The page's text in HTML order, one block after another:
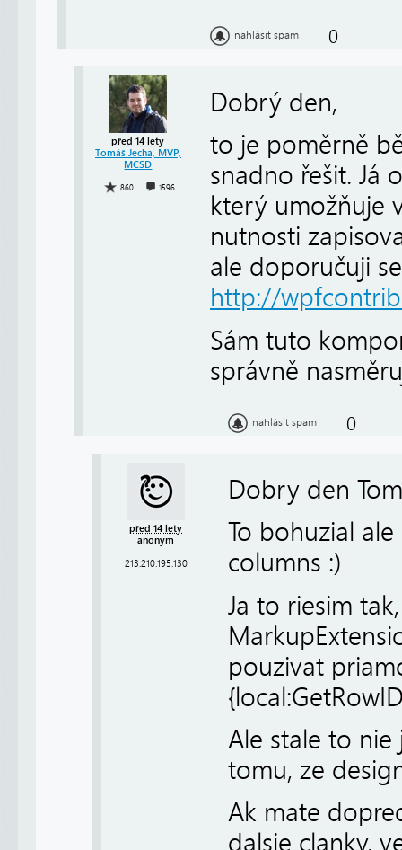
nahlásit spam 0
před 14 lety
Tomáš Jecha, MVP,
MCSD
860 1596
Dobrý den,
to je poměrně
snadno řešit. Já
který umožňuje
nutnosti
ale doporučuji
http://
Sám tuto
správně
nahlásit spam 0
před 14 lety
anonym
213.210.195.130
Dobry den
To bohuzial
columns :)
Ja to riesim
pouzivat
Ale stale to
tomu, ze
Ak mate
dalsie clanky,